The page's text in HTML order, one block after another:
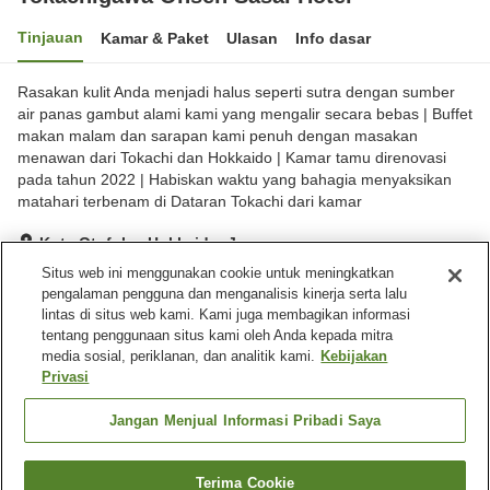
Tinjauan Kamar & Paket Ulasan Info dasar
Rasakan kulit Anda menjadi halus seperti sutra dengan sumber
air panas gambut alami kami yang mengalir secara bebas | Buffet
makan malam dan sarapan kami penuh dengan masakan
menawan dari Tokachi dan Hokkaido | Kamar tamu direnovasi
pada tahun 2022 | Habiskan waktu yang bahagia menyaksikan
matahari terbenam di Dataran Tokachi dari kamar
Kota Otofuke, Hokkaido, Jepang
Lihat di peta
Sangat baik Ulasan:226
Fasilitas properti
Wi-Fi
Sauna
Benar-benar bebas rokok
Situs web ini menggunakan cookie untuk meningkatkan
pengalaman pengguna dan menganalisis kinerja serta lalu
lintas di situs web kami. Kami juga membagikan informasi
tentang penggunaan situs kami oleh Anda kepada mitra
media sosial, periklanan, dan analitik kami. Kebijakan
Privasi
Jangan Menjual Informasi Pribadi Saya
Terima Cookie